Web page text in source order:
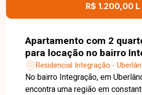
R$ 1.200,00 L
Apartamento com 2 quartos
para locação no bairro Integração em
Uberlândia-MG
Residencial Integração -
No bairro Integração, em
encontra uma região em